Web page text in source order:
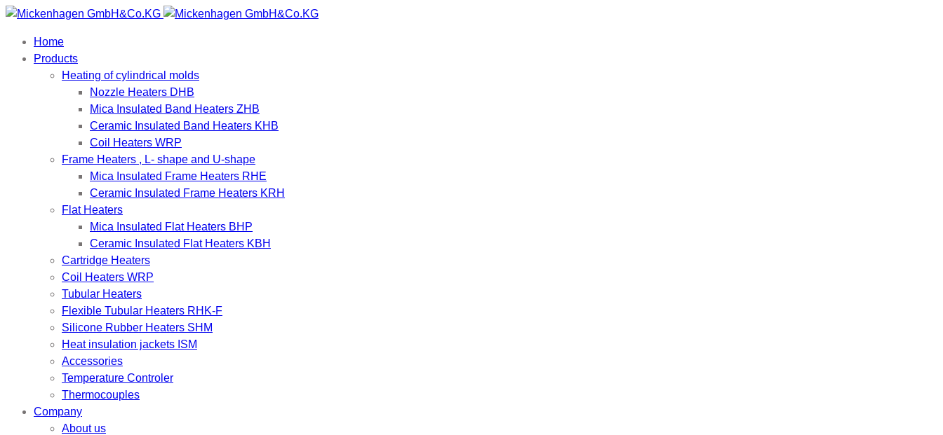
Home
Products
Heating of cylindrical molds
Nozzle Heaters DHB
Mica Insulated Band Heaters ZHB
Ceramic Insulated Band Heaters KHB
Coil Heaters WRP
Frame Heaters , L- shape and U-shape
Mica Insulated Frame Heaters RHE
Ceramic Insulated Frame Heaters KRH
Flat Heaters
Mica Insulated Flat Heaters BHP
Ceramic Insulated Flat Heaters KBH
Cartridge Heaters
Coil Heaters WRP
Tubular Heaters
Flexible Tubular Heaters RHK-F
Silicone Rubber Heaters SHM
Heat insulation jackets ISM
Accessories
Temperature Controler
Thermocouples
Company
About us